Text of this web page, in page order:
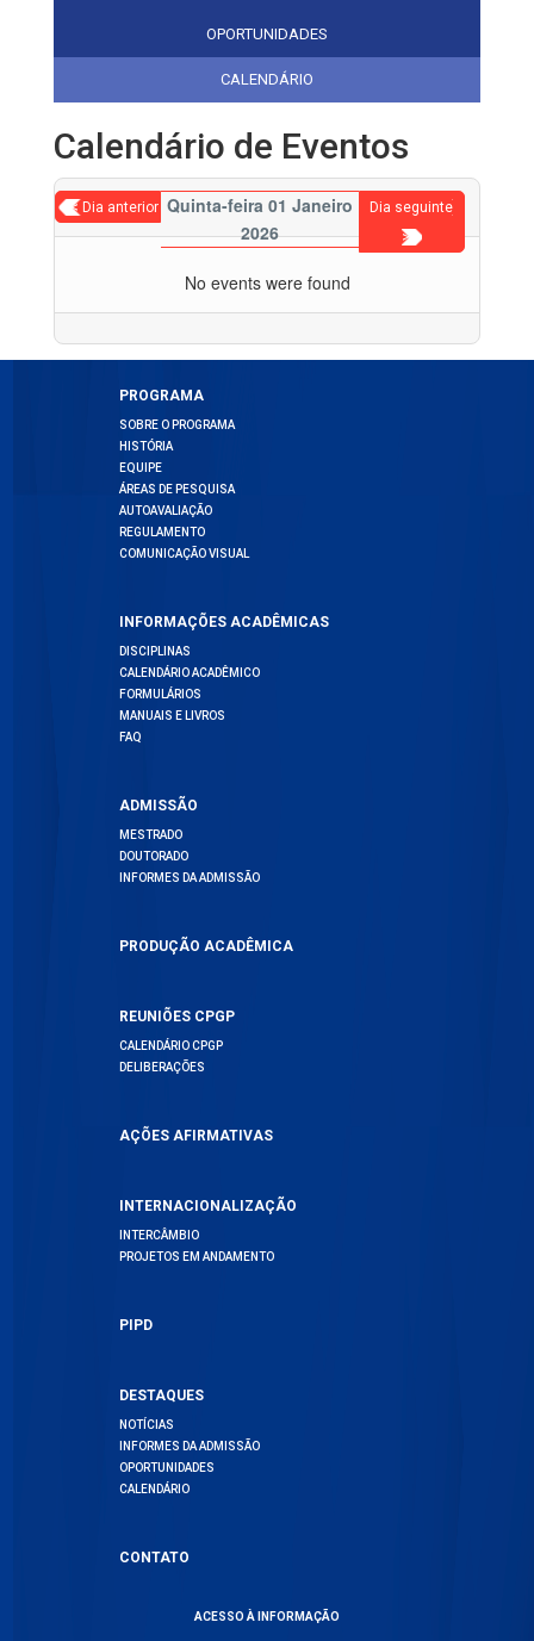
OPORTUNIDADES
CALENDÁRIO
Calendário de Eventos
< Dia anterior Quinta-feira 01 Janeiro
2026
Dia seguinte
>
No events were found
PROGRAMA
SOBRE O PROGRAMA
HISTÓRIA
EQUIPE
ÁREAS DE PESQUISA
AUTOAVALIAÇÃO
REGULAMENTO
COMUNICAÇÃO VISUAL
INFORMAÇÕES ACADÊMICAS
DISCIPLINAS
CALENDÁRIO ACADÊMICO
FORMULÁRIOS
MANUAIS E LIVROS
FAQ
ADMISSÃO
MESTRADO
DOUTORADO
INFORMES DA ADMISSÃO
PRODUÇÃO ACADÊMICA
REUNIÕES CPGP
CALENDÁRIO CPGP
DELIBERAÇÕES
AÇÕES AFIRMATIVAS
INTERNACIONALIZAÇÃO
INTERCÂMBIO
PROJETOS EM ANDAMENTO
PIPD
DESTAQUES
NOTÍCIAS
INFORMES DA ADMISSÃO
OPORTUNIDADES
CALENDÁRIO
CONTATO
ACESSO À INFORMAÇÃO